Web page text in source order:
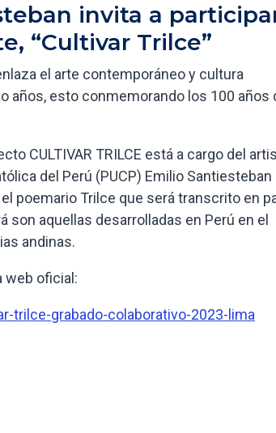
invita a
“Cultivar Trilce”
el arte contemporáneo y cultura
años, esto conmemorando los 100 años
CULTIVAR TRILCE está a cargo del
del Perú (PUCP) Emilio Santiesteban
poemario Trilce que será transcrito en
son aquellas desarrolladas en Perú en el
andinas.
web oficial:
trilce-grabado-colaborativo-2023-lima